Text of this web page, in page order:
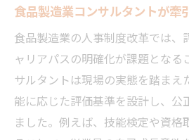
食品製造業コンサルタントが牽
食品製造業の人事制度改革では、
ャリアパスの明確化が課題となる
サルタントは現場の実態を踏まえ
能に応じた評価基準を設計し、公
ました。例えば、技能検定や資格